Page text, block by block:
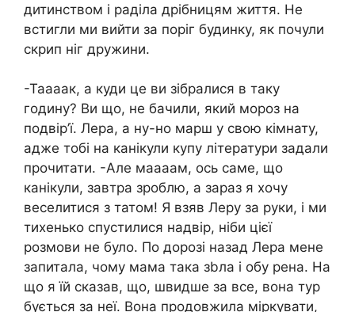
дитинством і раділа дрібницям життя. Не
встигли ми вийти за поріг будинку, як почули
скрип ніг дружини.
-Таааак, а куди це ви зібралися в таку
годину? Ви що, не бачили, який мороз на
подвір’ї. Лера, а ну-но марш у свою кімнату,
адже тобі на канікули купу літератури задали
прочитати. -Але маааам, ось саме, що
канікули, завтра зроблю, а зараз я хочу
веселитися з татом! Я взяв Леру за руки, і ми
тихенько спустилися надвір, ніби цієї
розмови не було. По дорозі назад Лера мене
запитала, чому мама така зbла і обу рена. На
що я їй сказав, що, швидше за все, вона тур
бується за неї. Вона продовжила міркувати,